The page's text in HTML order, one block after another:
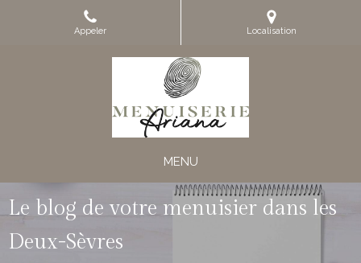
Appeler Localisation
MENU
Le blog de votre menuisier dans les
Deux-Sèvres